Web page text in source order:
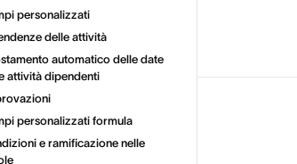
personalizzati
delle attività
automatico delle date
attività dipendenti
personalizzati formula
e ramificazione nelle